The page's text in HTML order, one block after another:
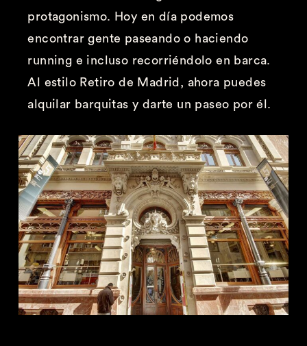
protagonismo. Hoy en día podemos
encontrar gente paseando o haciendo
running e incluso recorriéndolo en barca.
Al estilo Retiro de Madrid, ahora puedes
alquilar barquitas y darte un paseo por él.